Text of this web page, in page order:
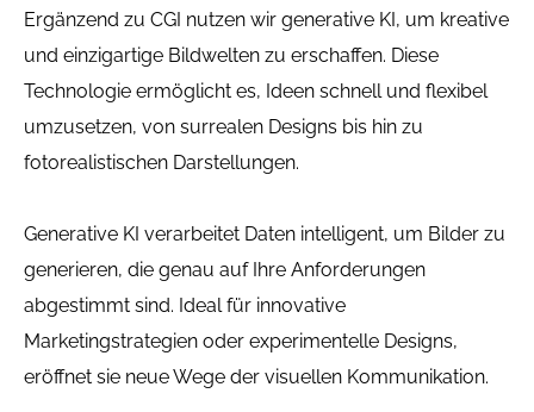
Ergänzend zu CGI nutzen wir generative KI, um kreative
und einzigartige Bildwelten zu erschaffen. Diese
Technologie ermöglicht es, Ideen schnell und flexibel
umzusetzen, von surrealen Designs bis hin zu
fotorealistischen Darstellungen.
Generative KI verarbeitet Daten intelligent, um Bilder zu
generieren, die genau auf Ihre Anforderungen
abgestimmt sind. Ideal für innovative
Marketingstrategien oder experimentelle Designs,
eröffnet sie neue Wege der visuellen Kommunikation.